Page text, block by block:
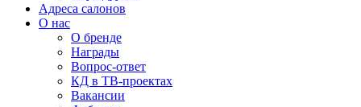
Адреса салонов
О нас
О бренде
Награды
Вопрос-ответ
КД в ТВ-проектах
Вакансии